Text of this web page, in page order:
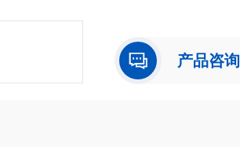
产品咨询